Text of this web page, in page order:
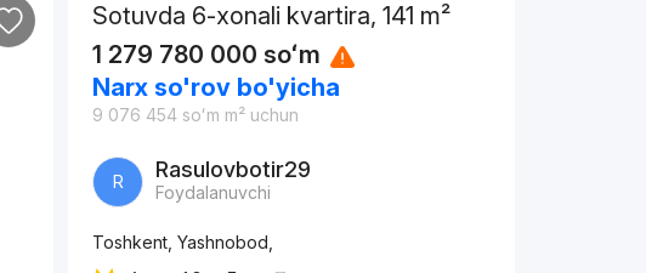
Sotuvda 6-xonali kvartira, 141 m²
1 279 780 000 soʻm
Narx so'rov bo'yicha
9 076 454 soʻm m² uchun
R Rasulovbotir29
Foydalanuvchi
Toshkent, Yashnobod,